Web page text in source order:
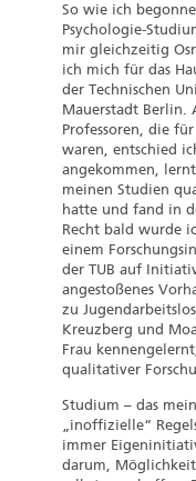
So wie ich
Psychologie-
mir gleichzeitig
ich mich für das
der Technischen
Mauerstadt Berlin.
Professoren, die
waren, entschied
angekommen,
meinen Studien
hatte und fand in
Recht bald wurde
einem
der TUB auf
angestoßenes
zu
Kreuzberg und
Frau
qualitativer
Studium – das
„inoffizielle“
immer
darum,